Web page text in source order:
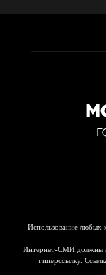
Использование любых
Интернет-СМИ должны
гиперссылку.